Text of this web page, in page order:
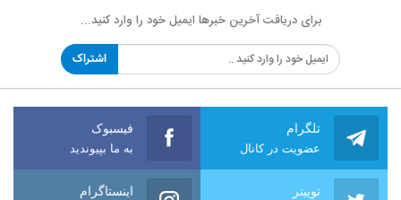
برای دریافت آخرین خبرها ایمیل خود را وارد کنید...
اشتراک
تلگرام
عضویت در کانال
فیسبوک
به ما بپیوندید
توییتر اینستاگرام